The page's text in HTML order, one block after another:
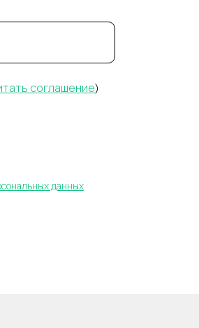
соглашение)
данных